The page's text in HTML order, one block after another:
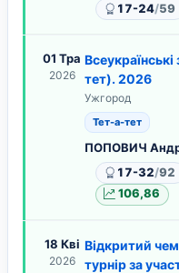
17-24/59
01 Тра
2026
тет). 2026
Ужгород
Тет-а-тет
ПОПОВИЧ
17-32/92
106,86
18 Кві
2026
Відкритий
турнір за